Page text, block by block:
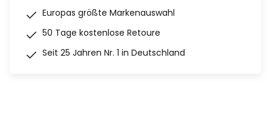
Europas größte Markenauswahl
50 Tage kostenlose Retoure
Seit 25 Jahren Nr. 1 in Deutschland